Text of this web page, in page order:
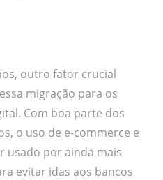
outro fator crucial
migração para os
Com boa parte dos
o uso de e-commerce e
usado por ainda mais
evitar idas aos bancos